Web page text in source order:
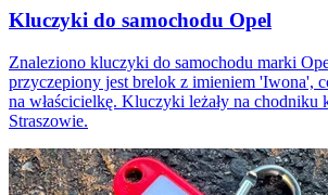
Kluczyki do samochodu Opel
Znaleziono kluczyki do samochodu marki
przyczepiony jest brelok z imieniem 'Iwona',
na właścicielkę. Kluczyki leżały na chodniku
Straszowie.